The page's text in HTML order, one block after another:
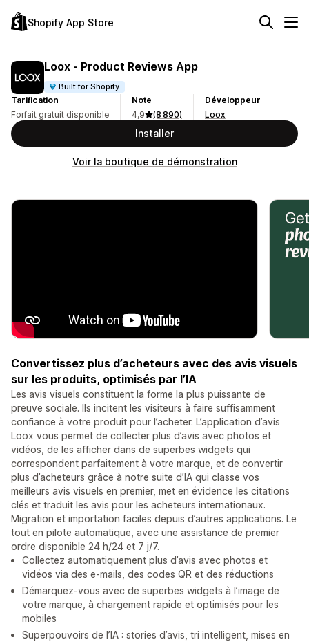
Shopify App Store
Loox ‑ Product Reviews App
Built for Shopify
Tarification
Forfait gratuit disponible
Note
4,9
(8 890)
Développeur
Loox
Installer
Voir la boutique de démonstration
Convertissez plus d’acheteurs avec des avis visuels
sur les produits, optimisés par l’IA
Les avis visuels constituent la forme la plus puissante de
preuve sociale. Ils incitent les visiteurs à faire suffisamment
confiance à votre produit pour l’acheter. L’application d’avis
Loox vous permet de collecter plus d’avis avec photos et
vidéos, de les afficher dans de superbes widgets qui
correspondent parfaitement à votre marque, et de convertir
plus d’acheteurs grâce à notre suite d’IA qui classe vos
meilleurs avis visuels en premier, met en évidence les citations
clés et traduit les avis pour les acheteurs internationaux.
Migration et importation faciles depuis d’autres applications. Le
tout en pilote automatique, avec une assistance de premier
ordre disponible 24 h/24 et 7 j/7.
Collectez automatiquement plus d’avis avec photos et
vidéos via des e-mails, des codes QR et des réductions
Démarquez-vous avec de superbes widgets à l’image de
votre marque, à chargement rapide et optimisés pour les
mobiles
Superpouvoirs de l’IA : stories d’avis, tri intelligent, mises en